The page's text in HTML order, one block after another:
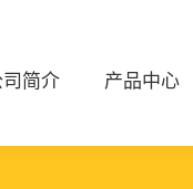
司简介 产品中心